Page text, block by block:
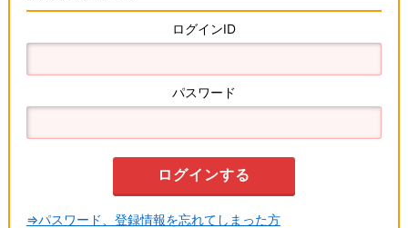
ログインID
パスワード
⇒パスワード、登録情報を忘れてしまった方